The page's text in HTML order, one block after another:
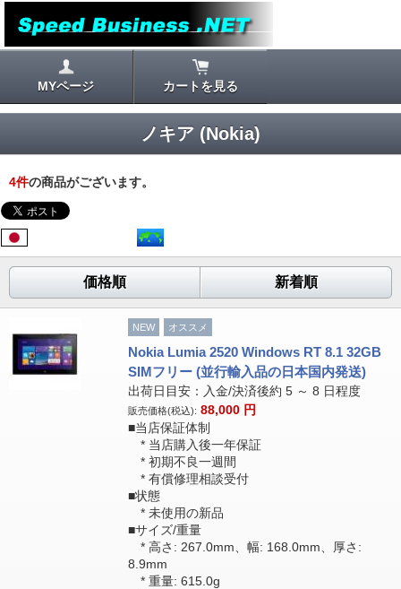
MYページ カートを見る
ノキア (Nokia)
4件の商品がございます。
価格順 新着順
NEW オススメ
Nokia Lumia 2520 Windows RT 8.1 32GB
SIMフリー (並行輸入品の日本国内発送)
出荷日目安：入金/決済後約 5 ～ 8 日程度
販売価格(税込): 88,000 円
■当店保証体制
* 当店購入後一年保証
* 初期不良一週間
* 有償修理相談受付
■状態
* 未使用の新品
■サイズ/重量
* 高さ: 267.0mm、幅: 168.0mm、厚さ:
8.9mm
* 重量: 615.0g